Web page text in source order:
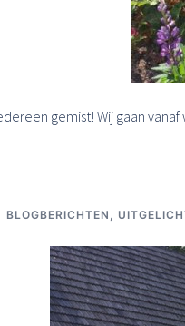
gemist! Wij gaan
BLOGBERICHTEN ,